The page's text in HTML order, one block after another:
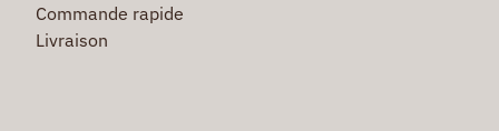
Commande rapide
Livraison